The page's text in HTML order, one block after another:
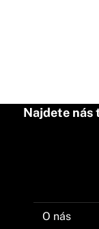
Najdete nás
O nás